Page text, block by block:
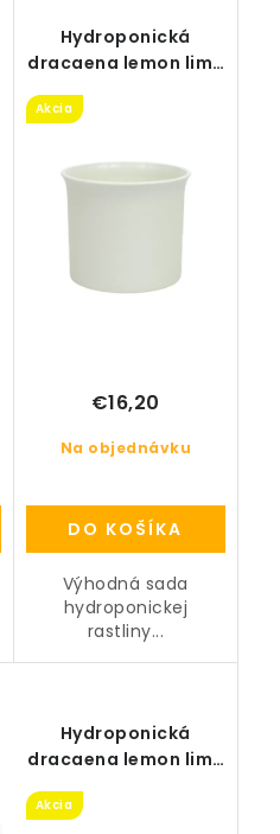
Hydroponická
dracaena lemon lime
Akcia
Na objednávku
€16,20
DO KOŠÍKA
Výhodná sada
hydroponickej
rastliny...
Hydroponická
dracaena lemon lime
v čiernom kvetináči
Akcia